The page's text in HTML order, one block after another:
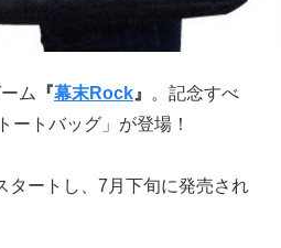
ム 『幕末Rock 』
。記念すべ
ートバッグ」が登場！
タートし、7月下旬に発売され